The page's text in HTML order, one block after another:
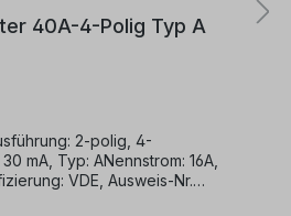
40A-4-Polig Typ A
2-polig, 4-
mA, Typ: ANennstrom: 16A,
VDE, Ausweis-Nr.